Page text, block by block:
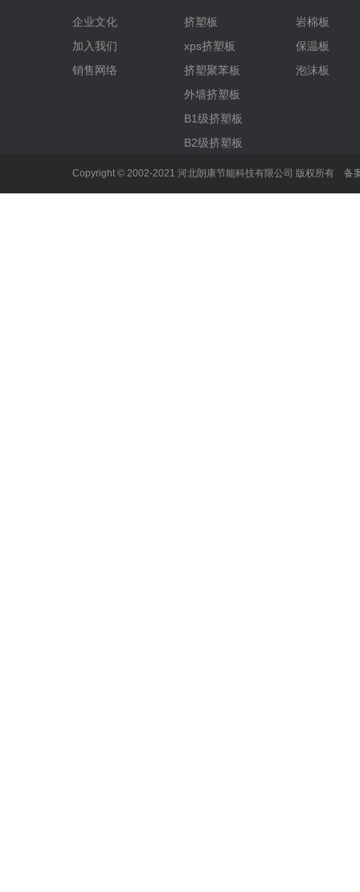
企业文化
加入我们
销售网络
挤塑板
xps挤塑板
挤塑聚苯板
外墙挤塑板
B1级挤塑板
B2级挤塑板
岩棉板
保温板
泡沫板
Copyright © 2002-2021 河北朗康节能科技有限公司 版权所有 备